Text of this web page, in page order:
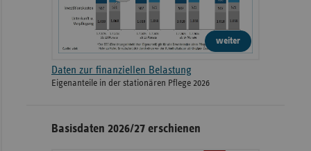
weiter
Daten zur finanziellen Belastung
Eigenanteile in der stationären Pflege 2026
Basisdaten 2026/27 erschienen